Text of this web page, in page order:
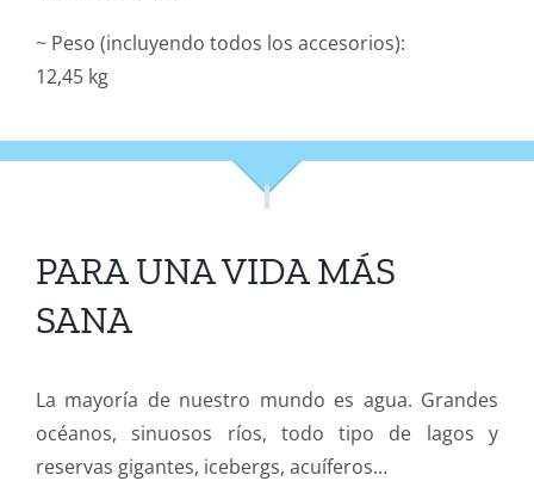
~ Peso (incluyendo todos los accesorios):
12,45 kg
PARA UNA VIDA MÁS
SANA
La mayoría de nuestro mundo es agua. Grandes
océanos, sinuosos ríos, todo tipo de lagos y
reservas gigantes, icebergs, acuíferos…